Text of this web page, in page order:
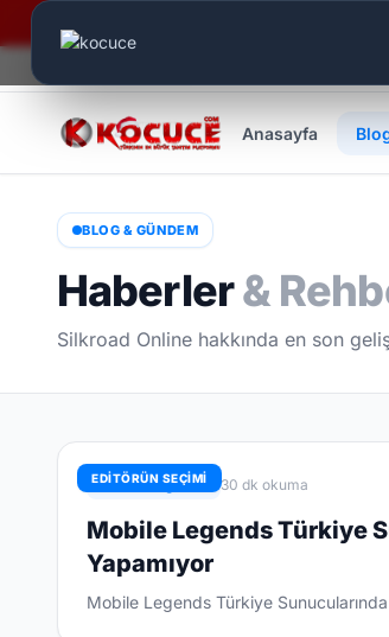
Anasayfa
BLOG & GÜNDEM
Haberler&
Silkroad Online hakkında en son
EDİTÖRÜN SEÇİMİ
Mobile Legends 30 dk okuma
Mobile Legends Türkiye
Yapamıyor
Mobile Legends Türkiye